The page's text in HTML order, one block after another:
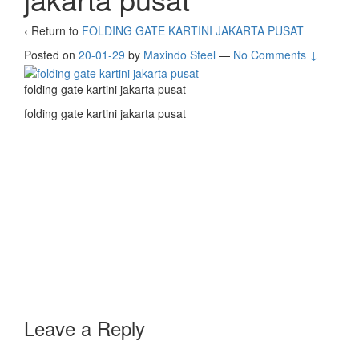
‹ Return to FOLDING GATE KARTINI JAKARTA PUSAT
Posted on 20-01-29 by Maxindo Steel — No Comments ↓
folding gate kartini jakarta pusat
folding gate kartini jakarta pusat
Leave a Reply